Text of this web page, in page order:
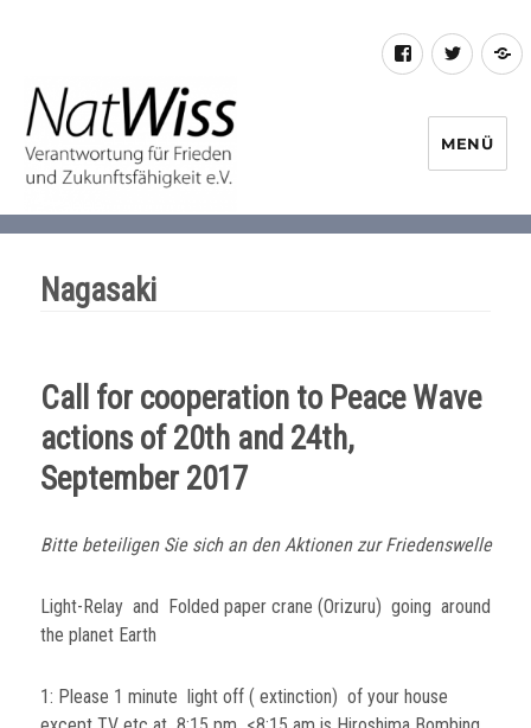
FacebookTwitter
Initiative
MENÜ
Nagasaki
Call for cooperation to Peace Wave
actions of 20th and 24th,
September 2017
Bitte beteiligen Sie sich an den Aktionen zur Friedenswelle
Light-Relay and Folded paper crane (Orizuru) going around
the planet Earth
1: Please 1 minute light off ( extinction) of your house